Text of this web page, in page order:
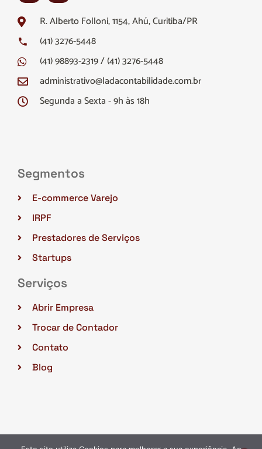
R. Alberto Folloni, 1154, Ahú, Curitiba/PR
(41) 3276-5448
(41) 98893-2319 / (41) 3276-5448
administrativo@ladacontabilidade.com.br
Segunda a Sexta - 9h às 18h
Segmentos
E-commerce Varejo
IRPF
Prestadores de Serviços
Startups
Serviços
Abrir Empresa
Trocar de Contador
Contato
Blog